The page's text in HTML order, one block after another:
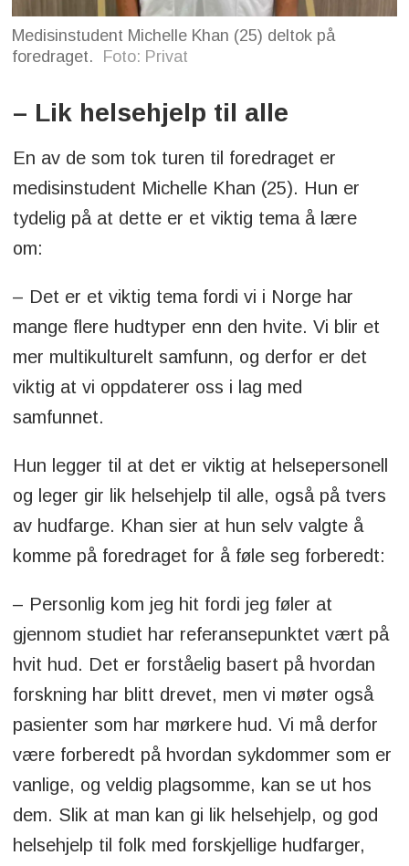
Medisinstudent Michelle Khan (25) deltok på
foredraget.
Foto: Privat
– Lik helsehjelp til alle
En av de som tok turen til foredraget er
medisinstudent Michelle Khan (25). Hun er
tydelig på at dette er et viktig tema å lære
om:
– Det er et viktig tema fordi vi i Norge har
mange flere hudtyper enn den hvite. Vi blir et
mer multikulturelt samfunn, og derfor er det
viktig at vi oppdaterer oss i lag med
samfunnet.
Hun legger til at det er viktig at helsepersonell
og leger gir lik helsehjelp til alle, også på tvers
av hudfarge. Khan sier at hun selv valgte å
komme på foredraget for å føle seg forberedt:
– Personlig kom jeg hit fordi jeg føler at
gjennom studiet har referansepunktet vært på
hvit hud. Det er forståelig basert på hvordan
forskning har blitt drevet, men vi møter også
pasienter som har mørkere hud. Vi må derfor
være forberedt på hvordan sykdommer som er
vanlige, og veldig plagsomme, kan se ut hos
dem. Slik at man kan gi lik helsehjelp, og god
helsehjelp til folk med forskjellige hudfarger,